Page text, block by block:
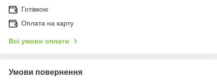
Готівкою
Оплата на карту
Всі умови оплати
Умови повернення